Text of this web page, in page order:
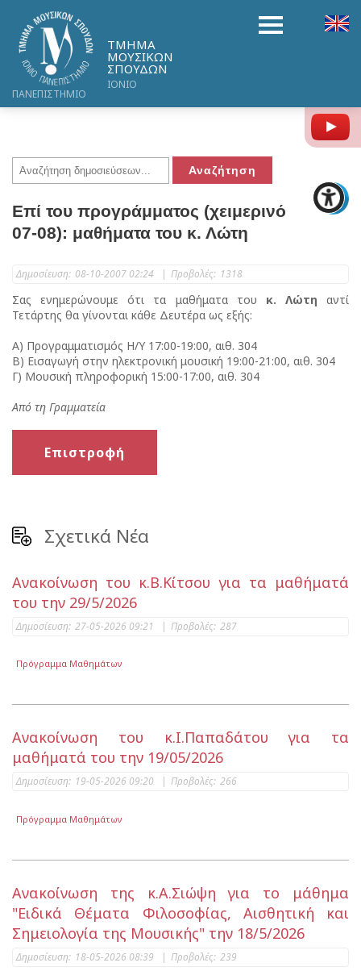
ΤΜΗΜΑ
ΜΟΥΣΙΚΩΝ
ΣΠΟΥΔΩΝ
ΙΟΝΙΟ
ΠΑΝΕΠΙΣΤΗΜΙΟ
Επί του προγράμματος (χειμερινό
07-08): μαθήματα του κ. Λώτη
Δημοσίευση: 08-10-2007 02:24 | Προβολές: 1318
Σας ενημερώνουμε ότι τα μαθήματα του κ. Λώτη αντί
Τετάρτης θα γίνονται κάθε Δευτέρα ως εξής:
Α) Προγραμματισμός Η/Υ 17:00-19:00, αιθ. 304
Β) Εισαγωγή στην ηλεκτρονική μουσική 19:00-21:00, αιθ. 304
Γ) Μουσική πληροφορική 15:00-17:00, αιθ. 304
Από τη Γραμματεία
Επιστροφή
Σχετικά Νέα
Ανακοίνωση του κ.Β.Κίτσου για τα μαθήματά
του την 29/5/2026
Δημοσίευση: 27-05-2026 09:21 | Προβολές: 287
Πρόγραμμα Μαθημάτων
Ανακοίνωση του κ.Ι.Παπαδάτου για τα
μαθήματά του την 19/05/2026
Δημοσίευση: 19-05-2026 09:20 | Προβολές: 266
Πρόγραμμα Μαθημάτων
Ανακοίνωση της κ.Α.Σιώψη για το μάθημα
"Ειδικά Θέματα Φιλοσοφίας, Αισθητική και
Σημειολογία της Μουσικής" την 18/5/2026
Δημοσίευση: 18-05-2026 08:39 | Προβολές: 239